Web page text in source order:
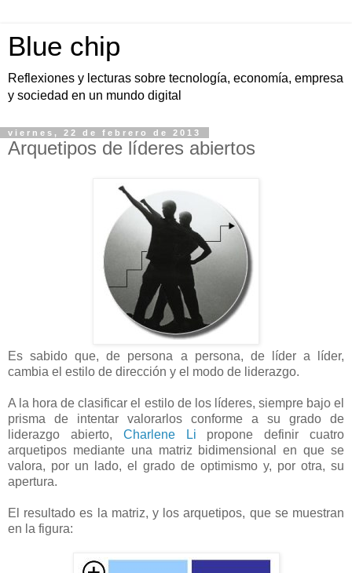
Blue chip
Reflexiones y lecturas sobre tecnología, economía, empresa
y sociedad en un mundo digital
viernes, 22 de febrero de 2013
Arquetipos de líderes abiertos
Es sabido que, de persona a persona, de líder a líder,
cambia el estilo de dirección y el modo de liderazgo.
A la hora de clasificar el estilo de los líderes, siempre bajo el
prisma de intentar valorarlos conforme a su grado de
liderazgo abierto, Charlene Li propone definir cuatro
arquetipos mediante una matriz bidimensional en que se
valora, por un lado, el grado de optimismo y, por otra, su
apertura.
El resultado es la matriz, y los arquetipos, que se muestran
en la figura: